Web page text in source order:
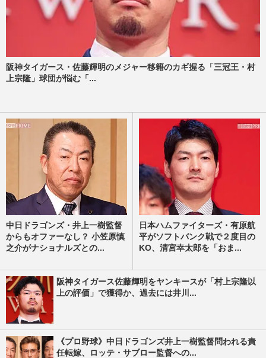
阪神タイガース・佐藤輝明のメジャー移籍のカギ握る「三冠王・村
上宗隆」球団が悩む「...
中日ドラゴンズ・井上一樹監督
からもオファーなし？ 小笠原慎
之介がナショナルズとの...
日本ハムファイターズ・有原航
平がソフトバンク戦で２度目の
KO、清宮幸太郎を「おま...
阪神タイガース佐藤輝明をヤンキースが「村上宗隆以
上の評価」で獲得か、過去には井川...
《プロ野球》中日ドラゴンズ井上一樹監督問われる責
任転嫁、ロッテ・サブロー監督への...